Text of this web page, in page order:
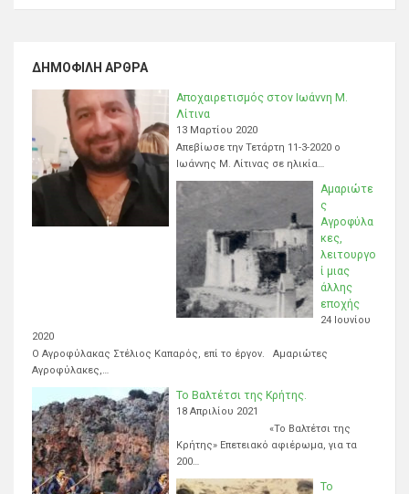
ΔΗΜΟΦΙΛΉ ΆΡΘΡΑ
Αποχαιρετισμός στον Ιωάννη Μ.
Λίτινα
13 Μαρτίου 2020
Απεβίωσε την Τετάρτη 11-3-2020 ο
Ιωάννης Μ. Λίτινας σε ηλικία…
Αμαριώτε
ς
Αγροφύλα
κες,
λειτουργο
ί μιας
άλλης
εποχής
24 Ιουνίου
2020
Ο Αγροφύλακας Στέλιος Καπαρός, επί το έργον. Αμαριώτες
Αγροφύλακες,…
Το Βαλτέτσι της Κρήτης.
18 Απριλίου 2021
«Το Βαλτέτσι της
Κρήτης» Επετειακό αφιέρωμα, για τα
200…
Το